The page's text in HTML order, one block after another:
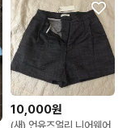
10,000원
(새) 언유즈얼리 니어웨어